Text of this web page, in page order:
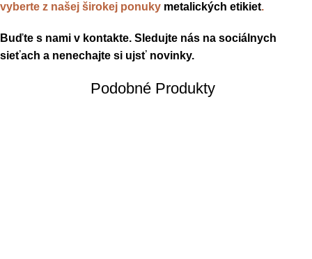
vyberte z našej širokej ponuky metalických etikiet.
Buďte s nami v kontakte. Sledujte nás na sociálnych
sieťach a nenechajte si ujsť novinky.
Podobné Produkty